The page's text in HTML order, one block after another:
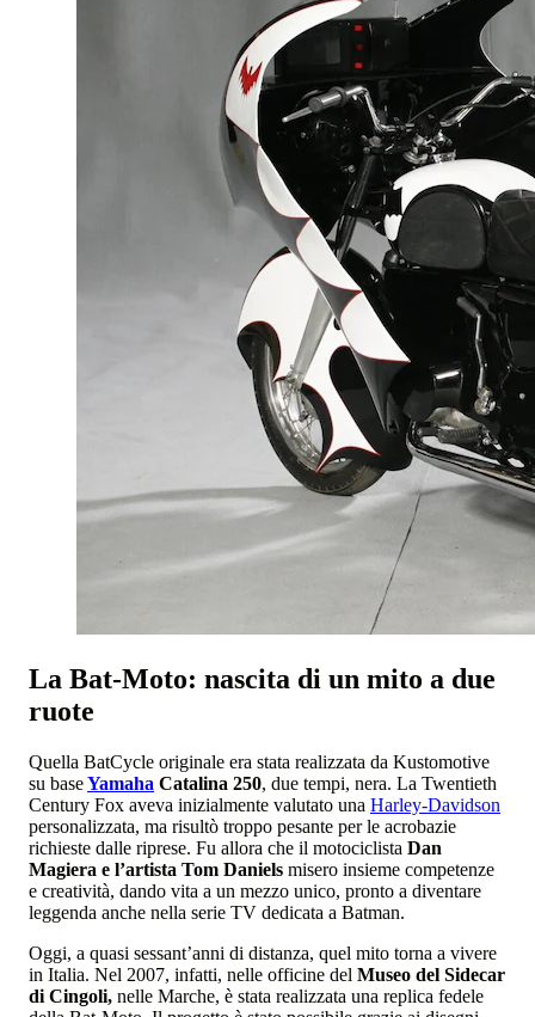
La Bat-Moto: nascita di un mito a due
ruote
Quella BatCycle originale era stata realizzata da Kustomotive
su baseYamaha Catalina 250, due tempi, nera. La Twentieth
Century Fox aveva inizialmente valutato una Harley-Davidson
personalizzata, ma risultò troppo pesante per le acrobazie
richieste dalle riprese. Fu allora che il motociclista Dan
Magiera e l’artista Tom Daniels misero insieme competenze
e creatività, dando vita a un mezzo unico, pronto a diventare
leggenda anche nella serie TV dedicata a Batman.
Oggi, a quasi sessant’anni di distanza, quel mito torna a vivere
in Italia. Nel 2007, infatti, nelle officine del Museo del Sidecar
di Cingoli, nelle Marche, è stata realizzata una replica fedele